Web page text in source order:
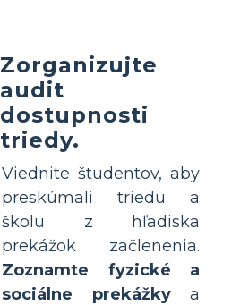
Zorganizujte
audit
dostupnosti
triedy.
Viednite študentov, aby
preskúmali triedu a
školu z hľadiska
prekážok začlenenia.
Zoznamte fyzické a
sociálne prekážkya